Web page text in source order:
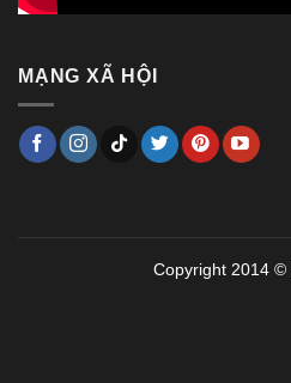
MẠNG XÃ HỘI
Copyright 2014 ©